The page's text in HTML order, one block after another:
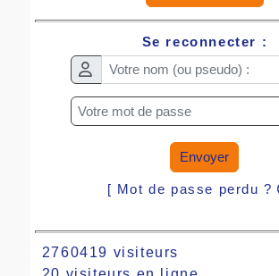
Se reconnecter :
Envoyer
[ Mot de passe perdu ?
2760419 visiteurs